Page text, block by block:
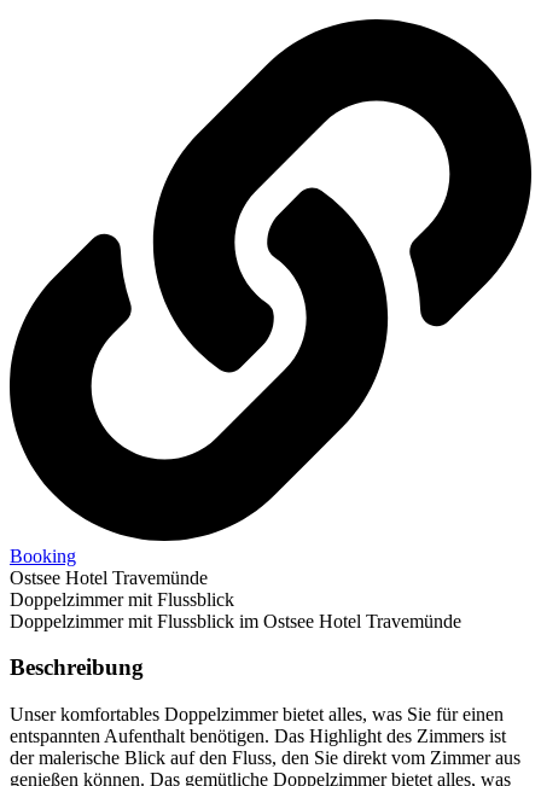
Booking
Ostsee Hotel Travemünde
Doppelzimmer mit Flussblick
Doppelzimmer mit Flussblick im Ostsee Hotel Travemünde
Beschreibung
Unser komfortables Doppelzimmer bietet alles, was Sie für einen
entspannten Aufenthalt benötigen. Das Highlight des Zimmers ist
der malerische Blick auf den Fluss, den Sie direkt vom Zimmer aus
genießen können. Das gemütliche Doppelzimmer bietet alles, was